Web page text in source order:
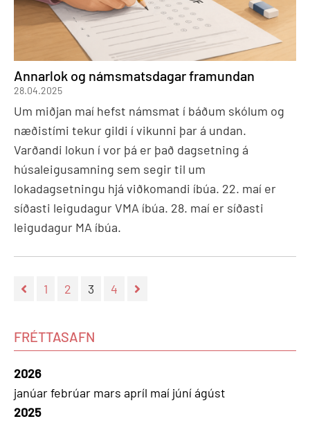
Annarlok og námsmatsdagar framundan
28.04.2025
Um miðjan maí hefst námsmat í báðum skólum og
næðistími tekur gildi í vikunni þar á undan.
Varðandi lokun í vor þá er það dagsetning á
húsaleigusamning sem segir til um
lokadagsetningu hjá viðkomandi íbúa. 22. maí er
síðasti leigudagur VMA íbúa. 28. maí er síðasti
leigudagur MA íbúa.
1 2 3 4
FRÉTTASAFN
2026
janúarfebrúar mars apríl maí júníágúst
2025